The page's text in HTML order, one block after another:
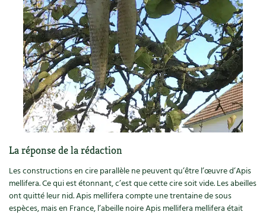
Cuisine saine
Manger bio
Cures, régimes
Dessert, Boulangerie
Techniques, conservation, organisation
NOUVEAUTÉS
Le magazineLes 4 saisons
Stages
Cartes cadeau
Séjourner en Trièves
Nous contacter
Bricolages au jardin
Outils et ustensiles du jardin
Biodiversité
Ravageurs et maladies au jardin
Petit élevage
Cuisine saine
Alimentation et nutrition
Recettes de printemps
Les chroniques de Marie
Forums
Jardin bio
Habitat écologique
Cuisine saine
Soins naturels
Société et alternatives
Les 4 saisons& vous
La réponse de la rédaction
Les constructions en cire parallèle ne peuvent qu’être l’œuvre d’Apis
mellifera. Ce qui est étonnant, c’est que cette cire soit vide. Les abeilles
ont quitté leur nid. Apis mellifera compte une trentaine de sous
espèces, mais en France, l’abeille noire Apis mellifera mellifera était